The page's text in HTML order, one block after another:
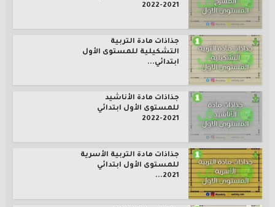
2021-2022
جذاذات مادة التربية
التشكيلية للمستوى الأول
ابتدائي...
جذاذات مادة الأناشيد
للمستوى الأول ابتدائي
2021-2022
جذاذات مادة التربية الأسرية
للمستوى الأول ابتدائي
2021...